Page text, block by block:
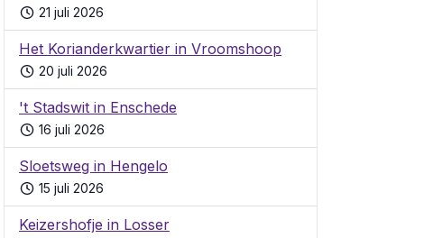
21 juli 2026
Het Korianderkwartier in Vroomshoop
20 juli 2026
't Stadswit in Enschede
16 juli 2026
Sloetsweg in Hengelo
15 juli 2026
Keizershofje in Losser